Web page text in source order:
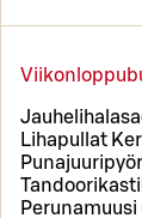
Lihapullat
Perunamuusi